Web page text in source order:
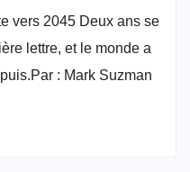
vers 2045 Deux ans se
lettre, et le monde a
: Mark Suzman